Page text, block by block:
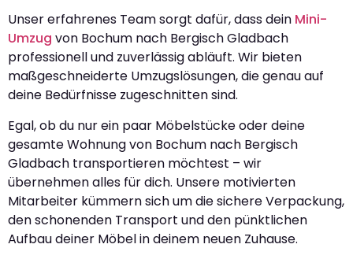
Unser erfahrenes Team sorgt dafür, dass dein Mini-
Umzug von Bochum nach Bergisch Gladbach
professionell und zuverlässig abläuft. Wir bieten
maßgeschneiderte Umzugslösungen, die genau auf
deine Bedürfnisse zugeschnitten sind.
Egal, ob du nur ein paar Möbelstücke oder deine
gesamte Wohnung von Bochum nach Bergisch
Gladbach transportieren möchtest – wir
übernehmen alles für dich. Unsere motivierten
Mitarbeiter kümmern sich um die sichere Verpackung,
den schonenden Transport und den pünktlichen
Aufbau deiner Möbel in deinem neuen Zuhause.